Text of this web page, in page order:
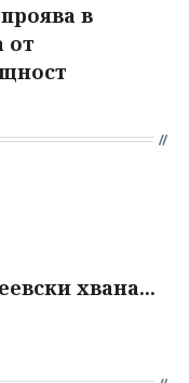
в
от
хвана...